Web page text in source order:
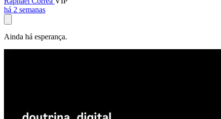
há 2 semanas
Ainda há esperança.